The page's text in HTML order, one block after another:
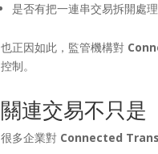
是否有把一連串交易拆開處
也正因如此，監管機構對
控制。
關連交易不只是
很多企業對 Connected